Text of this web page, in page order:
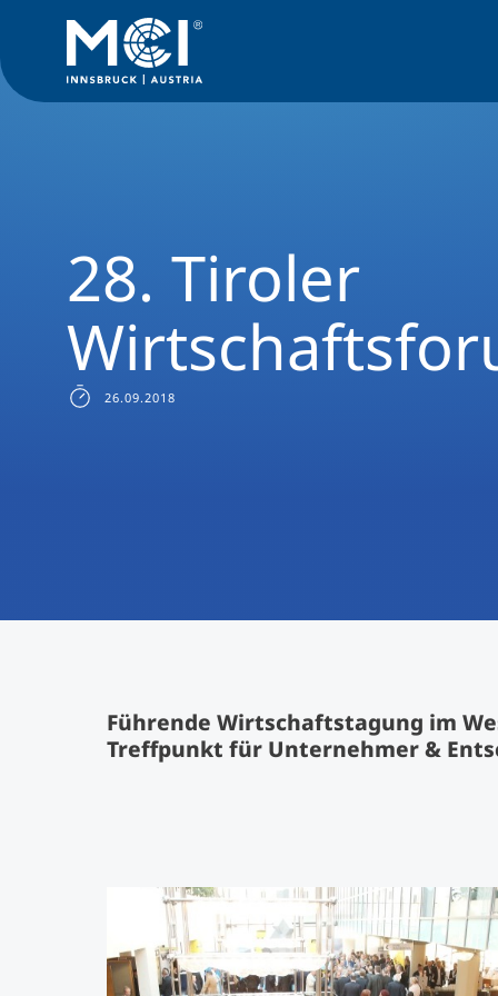
28. Tiroler
26.09.2018
Führende Wirtschaftstagung im
Treffpunkt für Unternehmer &